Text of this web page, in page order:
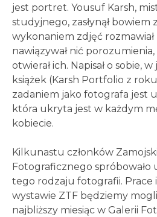
jest portret. Yousuf Karsh,
studyjnego, zasłynął bowiem
wykonaniem zdjęć
nawiązywał nić porozumienia,
otwierał ich. Napisał o sobie,
książek (Karsh Portfolio z roku
zadaniem jako fotografa jest
która ukryta jest w każdym
kobiecie.
Kilkunastu członków
Fotograficznego spróbowało
tego rodzaju fotografii. Prace
wystawie ZTF będziemy
najbliższy miesiąc w Galerii